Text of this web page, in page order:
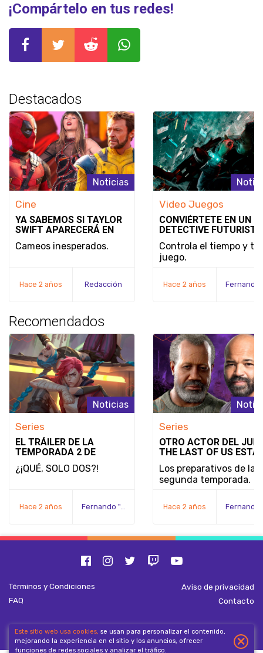
¡Compártelo en tus redes!
Destacados
Noticias
Cine
YA SABEMOS SI TAYLOR
SWIFT APARECERÁ EN
DEADPOOL & WOLVERINE
Cameos inesperados.
Hace 2 años Redacción
Video Juegos
CONVIÉRTETE EN UN
DETECTIVE
SE REVELA EL MODO
JUEGO Y LA FECHA DE
LANZAMIENTO DE
Controla el tiempo y tu
juego.
Hace 2 años
Recomendados
Noticias
Series
EL TRÁILER DE LA
TEMPORADA 2 DE
ARCANE DE NETFLIX
CONFIRMA QUE ES LA
¿¡QUÉ, SOLO DOS?!
Hace 2 años Fernando "Serex" Méndez
Series
OTRO ACTOR DEL
THE LAST OF US ESTÁ
RETOMANDO SU
EN EL PROGRAMA
Los preparativos de la
segunda temporada.
Hace 2 años
The Hive Gaming Company. Todos los derechos reservados 2026.
Términos y Condiciones
Aviso de privacidad
FAQ
Contacto
Este sitio web usa cookies, se usan para personalizar el contenido,
mejorando la experiencia en el sitio y los anuncios, ofrecer
funciones de redes sociales y analizar el tráfico.
×